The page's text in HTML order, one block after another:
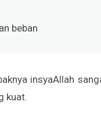
beban
insyaAllah
kuat.